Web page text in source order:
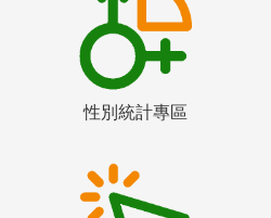
性別統計專區